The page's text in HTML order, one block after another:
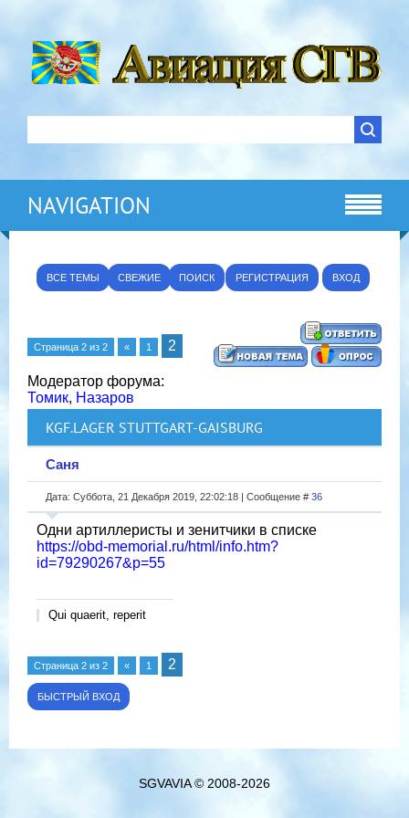
NAVIGATION
ВСЕ ТЕМЫ СВЕЖИЕ ПОИСК РЕГИСТРАЦИЯ ВХОД
Страница 2 из 2 « 1 2
Модератор форума:
Томик, Назаров
KGF.LAGER STUTTGART-GAISBURG
Саня
Дата: Суббота, 21 Декабря 2019, 22:02:18 | Сообщение # 36
Одни артиллеристы и зенитчики в списке
https://obd-memorial.ru/html/info.htm?
id=79290267&p=55
Qui quaerit, reperit
Страница 2 из 2 « 1 2
SGVAVIA © 2008-2026